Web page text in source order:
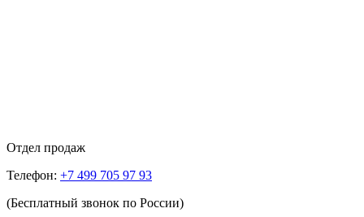
Отдел продаж
Телефон: +7 499 705 97 93
(Бесплатный звонок по России)